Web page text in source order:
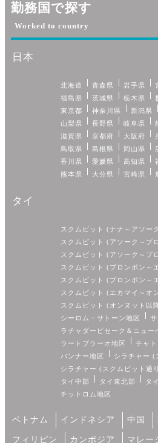
勤務国で探す
Worked to country
日本
北海道 青森県 岩手県
福島県
茨城県 栃木県
東京都
神奈川県 新潟県
山梨県
長野県 岐阜県
滋賀県
京都府 大阪府
鳥取県
島根県 岡山県
香川県
愛媛県 高知県
熊本県
大分県 宮崎県
タイ
スクムビット (ナナ～アソー
スクムビット (アソーク～プ
スクムビット (アソーク～プ
スクムビット (プロンポン～
スクムビット (プロンポン～
スクムビット (エカマイ～オ
スクムビット (オンヌット以
シーロム・サトーン地区
ラチャダーピセーク＆ニュー
ラートプラーオ地区
チャ
バンナー地区
シラチャー (
シラチャー (スクムビット通
タイ中部
タイ東北部 タ
チットロム地区
ベトナム インドネシア 中国
フィリピン カンボジア マレー